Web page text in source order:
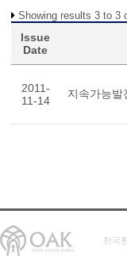
Showing results 3 to 3
Issue
Date
2011-
11-14
지속가능발
한국